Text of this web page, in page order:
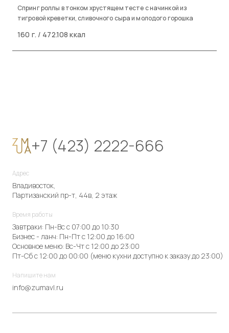
Спринг роллы в тонком хрустящем тесте с начинкой из
тигровой креветки, сливочного сыра и молодого горошка
160 г. / 472.108 ккал
+7 (423) 2222-666
Адрес
Владивосток,
Партизанский пр-т, 44в, 2 этаж
Время работы
Завтраки: Пн-Вс с 07:00 до 10:30
Бизнес - ланч: Пн-Пт с 12:00 до 16:00
Основное меню: Вс-Чт с 12:00 до 23:00
Пт-Сб с 12:00 до 00:00 (меню кухни доступно к заказу до 23:00)
Напишите нам
info@zumavl.ru